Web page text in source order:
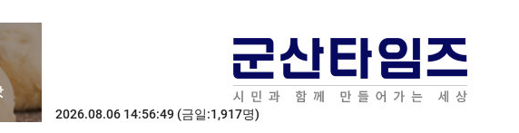
2026.08.06 14:56:49 (금일:1,917명)